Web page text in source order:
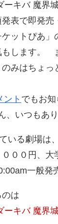
ーキバ 魔界
表で即発
ケットぴあ
もします。
のみはちょ
ント でもお
、いつもあ
いる劇場は
００円、
一般発
は
ーキバ 魔界